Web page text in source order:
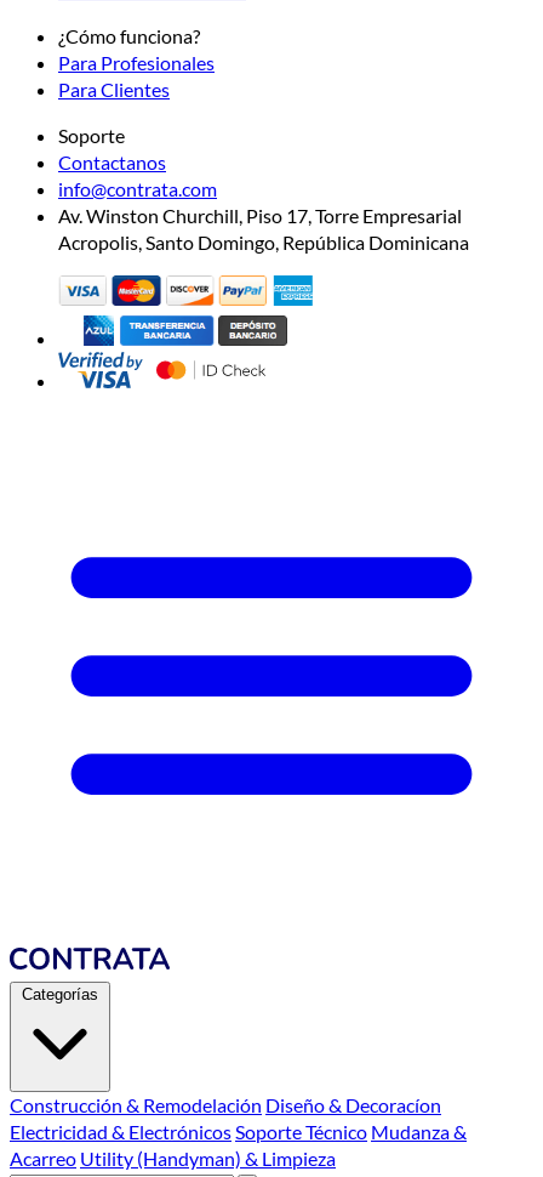
¿Cómo funciona?
Para Profesionales
Para Clientes
Soporte
Contactanos
info@contrata.com
Av. Winston Churchill, Piso 17, Torre Empresarial
Acropolis, Santo Domingo, República Dominicana
Categorías
Construcción & Remodelación Diseño & Decoracíon
Electricidad & ElectrónicosSoporte Técnico Mudanza &
Acarreo Utility (Handyman) & Limpieza